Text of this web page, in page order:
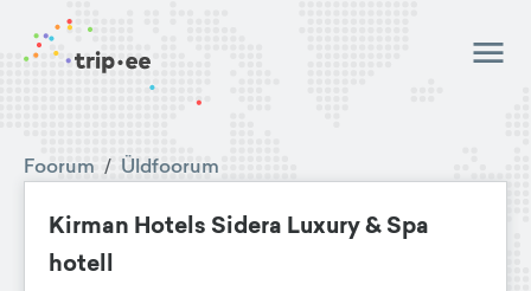
Foorum / Üldfoorum
Kirman Hotels Sidera Luxury & Spa
hotell